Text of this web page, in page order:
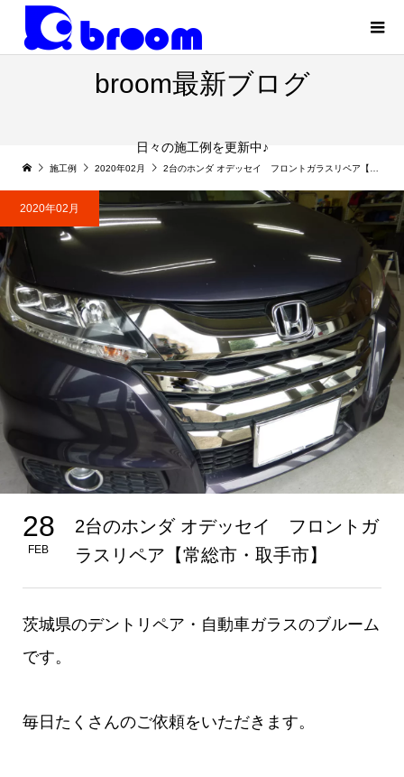
broom最新ブログ
日々の施工例を更新中♪
施工例 2020年02月 2台のホンダ オデッセイ フロントガラスリペア【常総市・取手市】
2020年02月
28
FEB
2台のホンダ オデッセイ フロントガ
ラスリペア【常総市・取手市】
茨城県のデントリペア・自動車ガラスのブルーム
です。
毎日たくさんのご依頼をいただきます。